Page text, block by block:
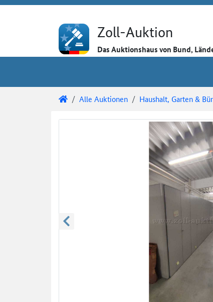
Zoll-Auktion
Das Auktionshaus von Bund,
Zoll-Auktion
Alle Auktionen Haushalt, Garten &
Auktionsdetails
zurück blättern